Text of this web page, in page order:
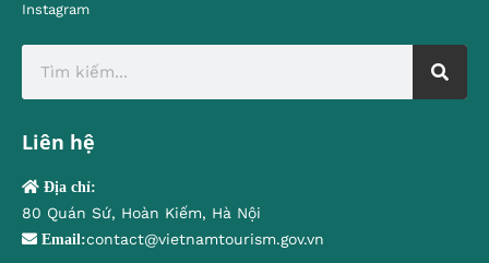
Instagram
Liên hệ
Địa chỉ:
80 Quán Sứ, Hoàn Kiếm, Hà Nội
Email:contact@vietnamtourism.gov.vn